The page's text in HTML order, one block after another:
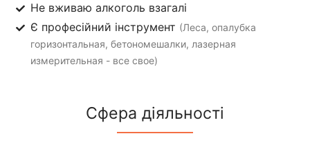
Не вживаю алкоголь взагалі
Є професійний інструмент (Леса, опалубка
горизонтальная, бетономешалки, лазерная
измерительная - все свое)
Сфера діяльності